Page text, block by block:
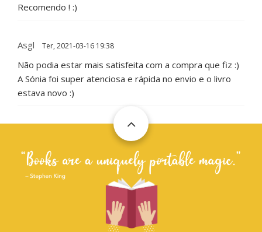
Recomendo ! :)
Asgl Ter, 2021-03-16 19:38
Não podia estar mais satisfeita com a compra que fiz :)
A Sónia foi super atenciosa e rápida no envio e o livro
estava novo :)